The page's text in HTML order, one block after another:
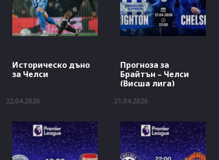
Историческо дъно
за Челси
22.04.2026
Прогноза за
Брайтън – Челси
(Висша лига)
21.04.2026